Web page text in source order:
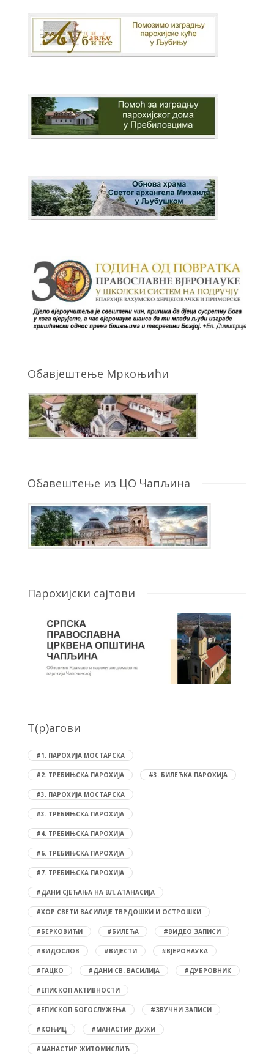
Обавјештење Мркоњићи
Обавештење из ЦО Чапљина
Парохијски сајтови
T(р)агови
#1. ПАРОХИЈА МОСТАРСКА
#2. ТРЕБИЊСКА ПАРОХИЈА #3. БИЛЕЋКА ПАРОХИЈА
#3. ПАРОХИЈА МОСТАРСКА
#3. ТРЕБИЊСКА ПАРОХИЈА
#4. ТРЕБИЊСКА ПАРОХИЈА
#6. ТРЕБИЊСКА ПАРОХИЈА
#7. ТРЕБИЊСКА ПАРОХИЈА
#ДАНИ СЈЕЋАЊА НА ВЛ. АТАНАСИЈА
#ХОР СВЕТИ ВАСИЛИЈЕ ТВРДОШКИ И ОСТРОШКИ
#БЕРКОВИЋИ #БИЛЕЋА #ВИДЕО ЗАПИСИ
#ВИДОСЛОВ #ВИЈЕСТИ #ВЈЕРОНАУКА
#ГАЦКО #ДАНИ СВ. ВАСИЛИЈА #ДУБРОВНИК
#ЕПИСКОП АКТИВНОСТИ
#ЕПИСКОП БОГОСЛУЖЕЊА #ЗВУЧНИ ЗАПИСИ
#КОЊИЦ #МАНАСТИР ДУЖИ
#МАНАСТИР ЖИТОМИСЛИЋ